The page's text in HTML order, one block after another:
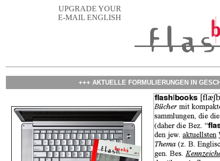
UPGRADE YOUR
E-MAIL ENGLISH
+++ AKTUELLE FORMULIERUNGEN IN